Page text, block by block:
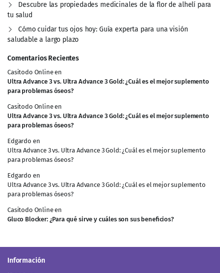
Descubre las propiedades medicinales de la flor de alhelí para
tu salud
Cómo cuidar tus ojos hoy: Guía experta para una visión
saludable a largo plazo
Comentarios Recientes
Casitodo Onlineen
Ultra Advance 3 vs. Ultra Advance 3 Gold: ¿Cuál es el mejor suplemento
para problemas óseos?
Casitodo Onlineen
Ultra Advance 3 vs. Ultra Advance 3 Gold: ¿Cuál es el mejor suplemento
para problemas óseos?
Edgardo en
Ultra Advance 3 vs. Ultra Advance 3 Gold: ¿Cuál es el mejor suplemento
para problemas óseos?
Edgardo en
Ultra Advance 3 vs. Ultra Advance 3 Gold: ¿Cuál es el mejor suplemento
para problemas óseos?
Casitodo Onlineen
Gluco Blocker: ¿Para qué sirve y cuáles son sus beneficios?
Información